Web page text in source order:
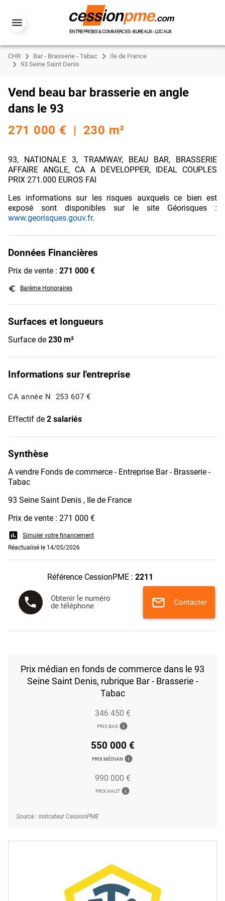
ENTREPRISES & COMMERCES - BUREAUX - LOCAUX
CHR Bar - Brasserie - Tabac
Ile de France
93 Seine Saint Denis
Vend beau bar brasserie en angle
dans le 93
271 000 € | 230 m²
93, NATIONALE 3, TRAMWAY, BEAU BAR, BRASSERIE
AFFAIRE ANGLE, CA A DEVELOPPER, IDEAL COUPLES
PRIX 271.000 EUROS FAI
Les informations sur les risques auxquels ce bien est
exposé sont disponibles sur le site Géorisques :
www.georisques.gouv.fr.
Données Financières
Prix de vente : 271 000 €
euro_symbol Barème Honoraires
Surfaces et longueurs
Surface de 230 m²
Informations sur l'entreprise
CA année N 253 607 €
Effectif de 2 salariés
Synthèse
A vendre Fonds de commerce - Entreprise Bar - Brasserie -
Tabac
93 Seine Saint Denis , Ile de France
Prix de vente : 271 000 €
assessment
Simuler votre financement
Réactualisé le 14/05/2026
Référence CessionPME : 2211
phone
Obtenir le numéro
de téléphone
mail Contacter
Prix médian en fonds de commerce dans le 93
Seine Saint Denis, rubrique Bar - Brasserie -
Tabac
346 450 €
PRIX BAS info
550 000 €
PRIX MÉDIAN info
990 000 €
PRIX HAUT info
Source : Indicateur CessionPME